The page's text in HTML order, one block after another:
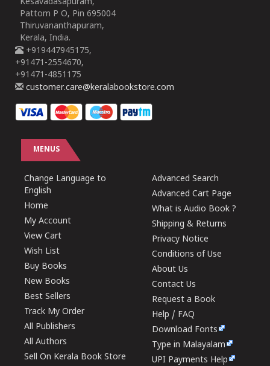
Kesavadasapuram,
Pattom P O, Pin 695004
Thiruvananthapuram,
Kerala, India.
+919447945175,
+91471-2554670,
+91471-4851175
customer.care@keralabookstore.com
MENUS
Change Language to
English
Home
My Account
View Cart
Wish List
Buy Books
New Books
Best Sellers
Track My Order
All Publishers
All Authors
Sell On Kerala Book Store
Advanced Search
Advanced Cart Page
What is Audio Book ?
Shipping & Returns
Privacy Notice
Conditions of Use
About Us
Contact Us
Request a Book
Help / FAQ
Download Fonts
Type in Malayalam
UPI Payments Help